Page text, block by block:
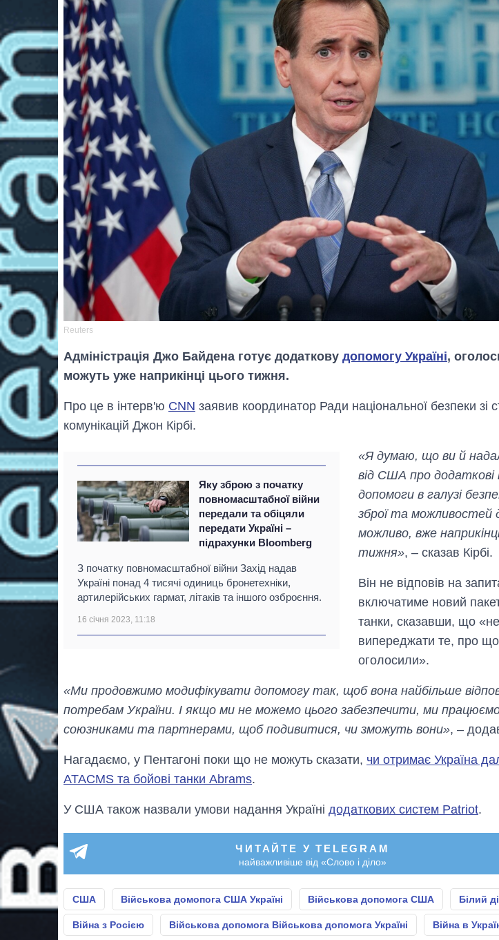
Reuters
Адміністрація Джо Байдена готує додаткову допомогу Україні,
можуть уже наприкінці цього тижня.
Про це в інтерв'ю CNN заявив координатор Ради національної безпеки зі
комунікацій Джон Кірбі.
Яку зброю з початку
повномасштабної війни
передали та обіцяли
передати Україні –
підрахунки Bloomberg
З початку повномасштабної війни Захід надав
Україні понад 4 тисячі одиниць бронетехніки,
артилерійських гармат, літаків та іншого озброєння.
16 січня 2023, 11:18
«Я думаю, що ви й
від США про
допомоги в галузі
зброї та можливостей
можливо, вже
тижня», – сказав Кірбі.
Він не відповів на
включатиме новий
танки, сказавши, що
випереджати те, про
оголосили».
«Ми продовжимо модифікувати допомогу так, щоб вона найбільше
потребам України. І якщо ми не можемо цього забезпечити, ми
союзниками та партнерами, щоб подивитися, чи зможуть вони», –
Нагадаємо, у Пентагоні поки що не можуть сказати, чи отримає Україна
ATACMS та бойові танки Abrams.
У США також назвали умови надання Україні додаткових систем Patriot.
ЧИТАЙТЕ У TELEGRAM
найважливіше від «Слово і діло»
США Військова домопога США Україні Військова допомога США Білий
Війна з Росією Військова допомога Військова допомога Україні Війна в